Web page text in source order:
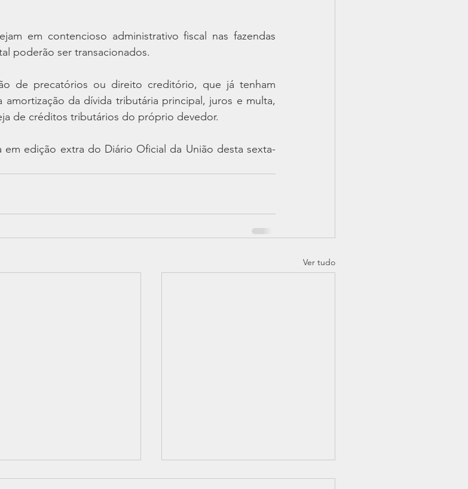
em contencioso administrativo fiscal nas fazendas
poderão ser transacionados.
de precatórios ou direito creditório, que já tenham
amortização da dívida tributária principal, juros e multa,
de créditos tributários do próprio devedor.
em edição extra do Diário Oficial da União desta sexta-
Ver tudo